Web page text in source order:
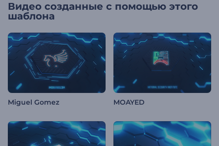
Видео созданные с помощью этого
шаблона
Miguel Gomez MOAYED